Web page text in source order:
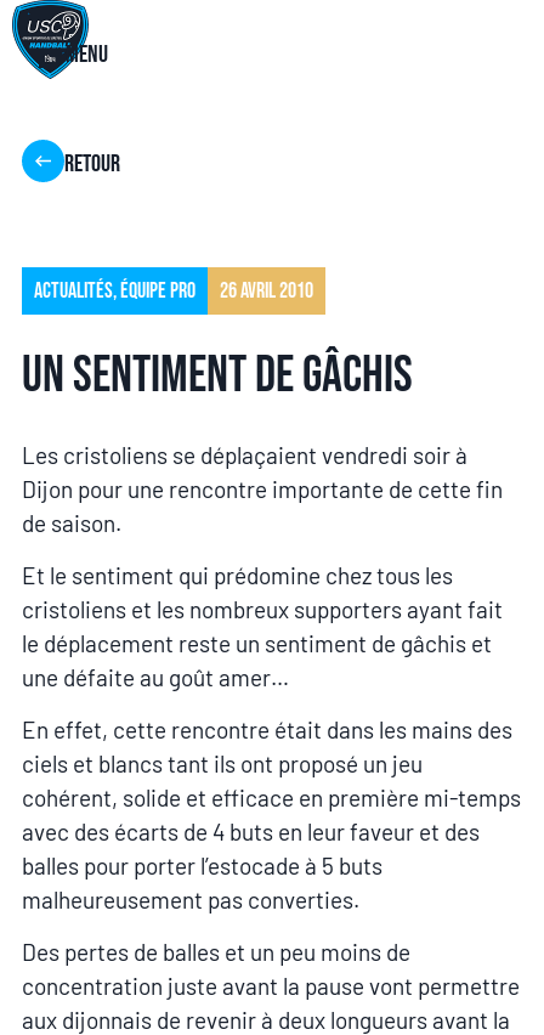
Menu
Retour
Actualités, Équipe pro 26 avril 2010
Un sentiment de gâchis
Les cristoliens se déplaçaient vendredi soir à
Dijon pour une rencontre importante de cette fin
de saison.
Et le sentiment qui prédomine chez tous les
cristoliens et les nombreux supporters ayant fait
le déplacement reste un sentiment de gâchis et
une défaite au goût amer…
En effet, cette rencontre était dans les mains des
ciels et blancs tant ils ont proposé un jeu
cohérent, solide et efficace en première mi-temps
avec des écarts de 4 buts en leur faveur et des
balles pour porter l’estocade à 5 buts
malheureusement pas converties.
Des pertes de balles et un peu moins de
concentration juste avant la pause vont permettre
aux dijonnais de revenir à deux longueurs avant la